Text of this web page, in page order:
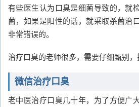
有些医生认为口臭是细菌导致的，就
菌，如果是阳性的话，就采取杀菌治
非常错误的。
治疗口臭的老师很多，需要仔细甄别，
微信治疗口臭
老中医治疗口臭几十年，为了方便广